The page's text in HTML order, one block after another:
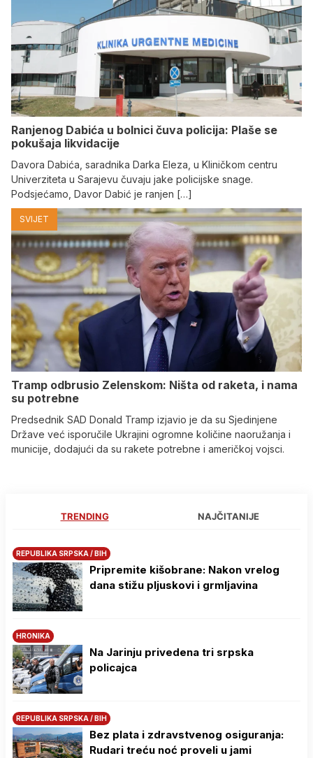
Ranjenog Dabića u bolnici čuva policija: Plaše se
pokušaja likvidacije
Davora Dabića, saradnika Darka Eleza, u Kliničkom centru
Univerziteta u Sarajevu čuvaju jake policijske snage.
Podsjećamo, Davor Dabić je ranjen […]
SVIJET
Tramp odbrusio Zelenskom: Ništa od raketa, i nama
su potrebne
Predsednik SAD Donald Tramp izjavio je da su Sjedinjene
Države već isporučile Ukrajini ogromne količine naoružanja i
municije, dodajući da su rakete potrebne i američkoj vojsci.
TRENDING NAJČITANIJE
REPUBLIKA SRPSKA / BIH
Pripremite kišobrane: Nakon vrelog
dana stižu pljuskovi i grmljavina
HRONIKA
Na Јarinju privedena tri srpska
policajca
REPUBLIKA SRPSKA / BIH
Bez plata i zdravstvenog osiguranja:
Rudari treću noć proveli u jami